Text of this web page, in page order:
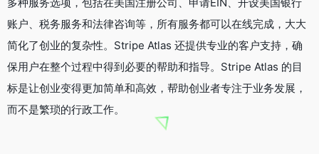
账户、税务服务和法律咨询等，所有服务都可以在线完成，大大
简化了创业的复杂性。Stripe Atlas 还提供专业的客户支持，确
保用户在整个过程中得到必要的帮助和指导。Stripe Atlas 的目
标是让创业变得更加简单和高效，帮助创业者专注于业务发展，
而不是繁琐的行政工作。